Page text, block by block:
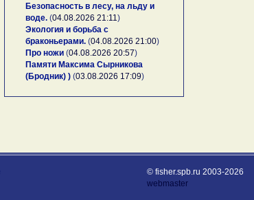
Безопасность в лесу, на льду и
воде.(04.08.2026 21:11)
Экология и борьба с
браконьерами.(04.08.2026 21:00)
Про ножи(04.08.2026 20:57)
Памяти Максима Сырникова
(Бродник) )(03.08.2026 17:09)
© fisher.spb.ru 2003-2026
webmaster